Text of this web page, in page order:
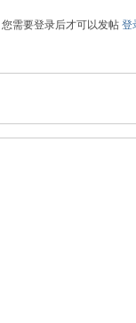
您需要登录后才可以发帖 登